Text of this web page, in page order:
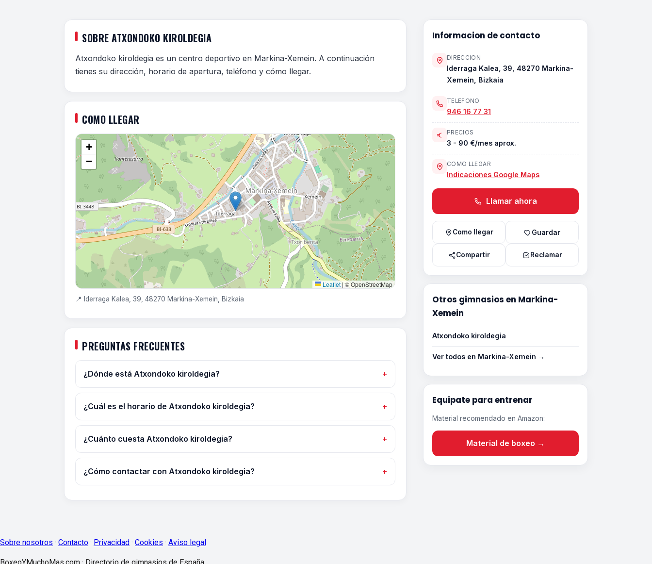
SOBRE ATXONDOKO KIROLDEGIA
Atxondoko kiroldegia es un centro deportivo en Markina-Xemein. A continuación
tienes su dirección, horario de apertura, teléfono y cómo llegar.
COMO LLEGAR
+
−
Leaflet|© OpenStreetMap
📍 Iderraga Kalea, 39, 48270 Markina-Xemein, Bizkaia
PREGUNTAS FRECUENTES
¿Dónde está Atxondoko kiroldegia?
¿Cuál es el horario de Atxondoko kiroldegia?
¿Cuánto cuesta Atxondoko kiroldegia?
¿Cómo contactar con Atxondoko kiroldegia?
Informacion de contacto
DIRECCION
Iderraga Kalea, 39, 48270 Markina-
Xemein, Bizkaia
TELEFONO
946 16 77 31
PRECIOS
3 - 90 €/mes aprox.
COMO LLEGAR
Indicaciones Google Maps
Llamar ahora
Como llegar Guardar
Compartir Reclamar
Otros gimnasios en Markina-
Xemein
Atxondoko kiroldegia
Ver todos en Markina-Xemein →
Equipate para entrenar
Material recomendado en Amazon:
Material de boxeo →
Sobre nosotros · Contacto · Privacidad · Cookies · Aviso legal